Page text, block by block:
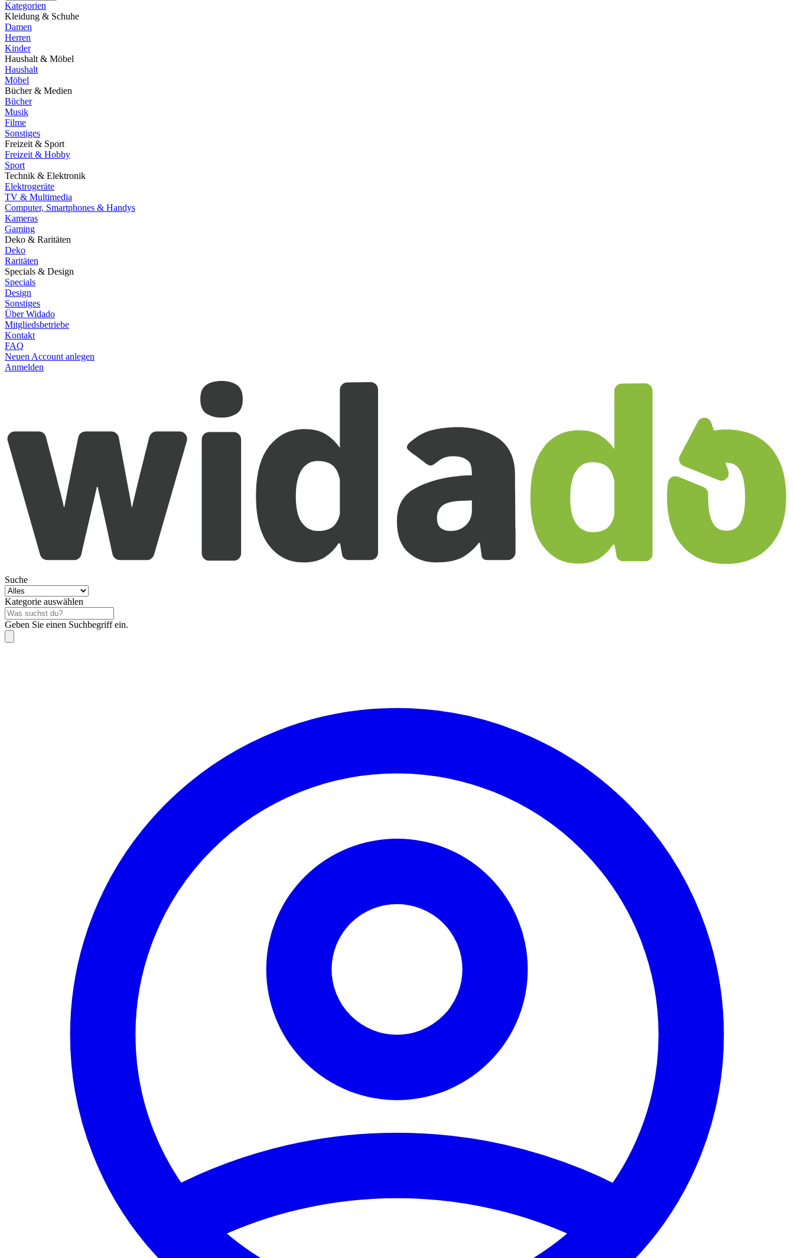
Kategorien
Kleidung & Schuhe
Damen
Herren
Kinder
Haushalt & Möbel
Haushalt
Möbel
Bücher & Medien
Bücher
Musik
Filme
Sonstiges
Freizeit & Sport
Freizeit & Hobby
Sport
Technik & Elektronik
Elektrogeräte
TV & Multimedia
Computer, Smartphones & Handys
Kameras
Gaming
Deko & Raritäten
Deko
Raritäten
Specials & Design
Specials
Design
Sonstiges
Über Widado
Mitgliedsbetriebe
Kontakt
FAQ
Neuen Account anlegen
Anmelden
Suche
Kategorie auswählen
Geben Sie einen Suchbegriff ein.